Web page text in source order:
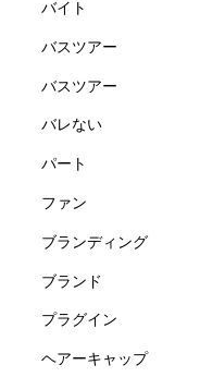
バイト
バスツアー
バスツアー
バレない
パート
ファン
ブランディング
ブランド
プラグイン
ヘアーキャップ